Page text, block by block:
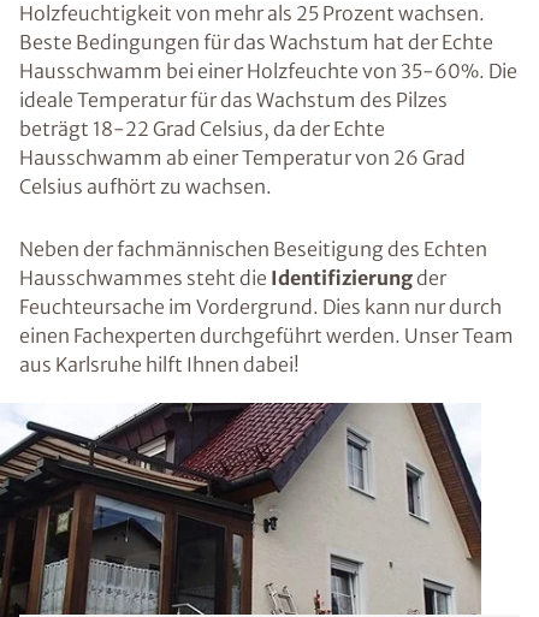
Holzfeuchtigkeit von mehr als 25 Prozent wachsen.
Beste Bedingungen für das Wachstum hat der Echte
Hausschwamm bei einer Holzfeuchte von 35-60%. Die
ideale Temperatur für das Wachstum des Pilzes
beträgt 18-22 Grad Celsius, da der Echte
Hausschwamm ab einer Temperatur von 26 Grad
Celsius aufhört zu wachsen.
Neben der fachmännischen Beseitigung des Echten
Hausschwammes steht die Identifizierungder
Feuchteursache im Vordergrund. Dies kann nur durch
einen Fachexperten durchgeführt werden. Unser Team
aus Karlsruhe hilft Ihnen dabei!